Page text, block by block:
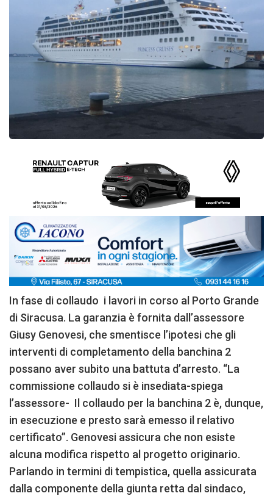
In fase di collaudo i lavori in corso al Porto Grande
di Siracusa. La garanzia è fornita dall’assessore
Giusy Genovesi, che smentisce l’ipotesi che gli
interventi di completamento della banchina 2
possano aver subito una battuta d’arresto. “La
commissione collaudo si è insediata-spiega
l’assessore- Il collaudo per la banchina 2 è, dunque,
in esecuzione e presto sarà emesso il relativo
certificato”. Genovesi assicura che non esiste
alcuna modifica rispetto al progetto originario.
Parlando in termini di tempistica, quella assicurata
dalla componente della giunta retta dal sindaco,